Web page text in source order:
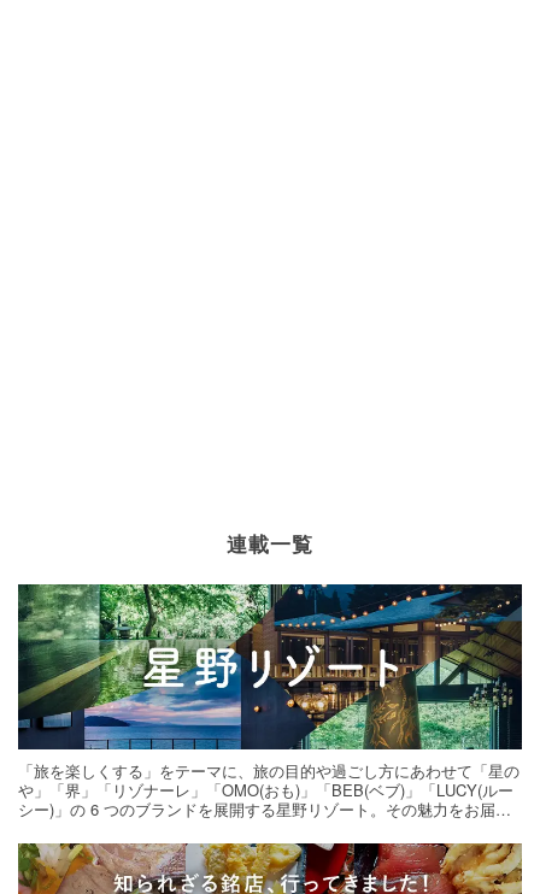
連載一覧
「旅を楽しくする」をテーマに、旅の目的や過ごし方にあわせて「星の
や」「界」「リゾナーレ」「OMO(おも)」「BEB(ベブ)」「LUCY(ルー
シー)」の 6 つのブランドを展開する星野リゾート。その魅力をお届け